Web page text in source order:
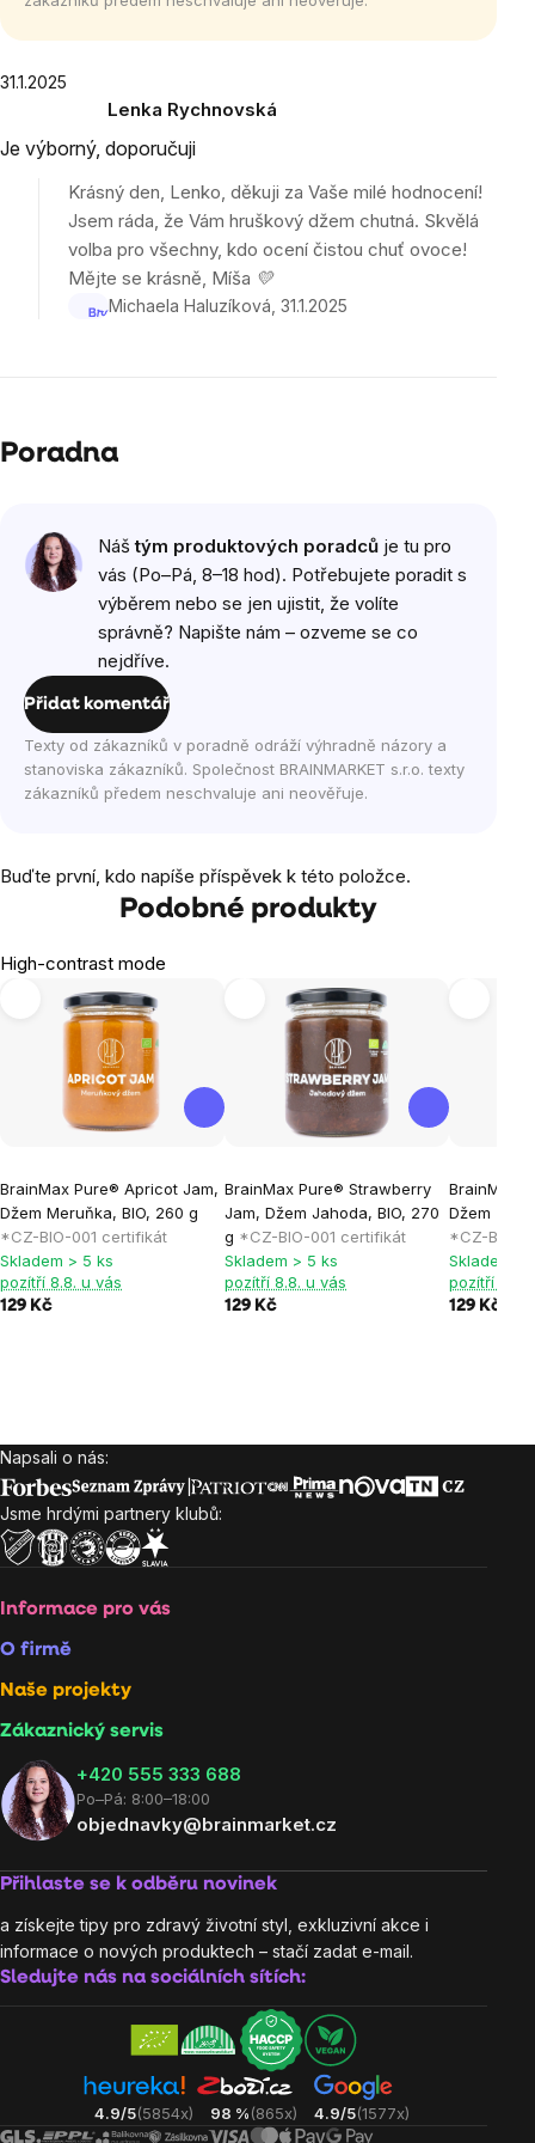
Výpis
hodnoceníLenka Rychnovská
produktu
31.1.2025
Je výborný, doporučuji
Michaela Haluzíková 31.1.2025
Krásný den, Lenko, děkuji za Vaše milé hodnocení!
Jsem ráda, že Vám hruškový džem chutná. Skvělá
volba pro všechny, kdo ocení čistou chuť ovoce!
Mějte se krásně, Míša 💛
Poradna
Náštým produktových poradců je tu pro
vás (Po–Pá, 8–18 hod). Potřebujete poradit s
výběrem nebo se jen ujistit, že volíte
správně? Napište nám – ozveme se co
nejdříve.
Přidat komentář
Texty od zákazníků v poradně odráží výhradně názory a
stanoviska zákazníků. Společnost BRAINMARKET s.r.o. texty
zákazníků předem neschvaluje ani neověřuje.
Buďte první, kdo napíše příspěvek k této položce.
Podobné produkty
High-contrast mode
BrainMax Pure® Apricot Jam,
Džem Meruňka, BIO, 260 g
*CZ-BIO-001 certifikát
Skladem > 5 ks
pozítří 8.8. u vás
129 Kč
BrainMax Pure® Strawberry
Jam, Džem Jahoda, BIO, 270
g *CZ-BIO-001 certifikát
Skladem > 5 ks
pozítří 8.8. u vás
129 Kč
BrainMax
Džem
*CZ-BIO-
Skladem >
pozítří 8.8.
129 Kč
Zápatí
Napsali o nás:
Jsme hrdými partnery klubů:
Informace pro vás
O firmě
Naše projekty
Zákaznický servis
‭+420 555 333 688
Po–Pá: 8:00–18:00
objednavky@brainmarket.cz
Přihlaste se k odběru novinek
a získejte tipy pro zdravý životní styl, exkluzivní akce i
informace o nových produktech – stačí zadat e-mail.
Sledujte nás na sociálních sítích:
4.9/5(5854x) 98 %(865x) 4.9/5(1577x)